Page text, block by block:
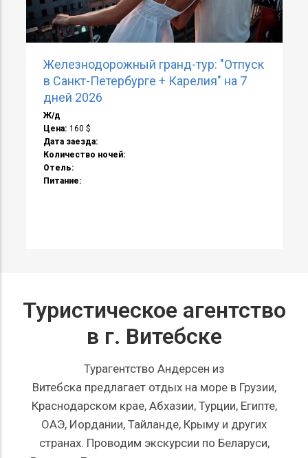
Питание:
Туристическое агентство
в г. Витебске
Турагентство Андерсен из
Витебска предлагает отдых на море в Грузии,
Краснодарском крае, Абхазии, Турции, Египте,
ОАЭ, Иордании, Тайланде, Крыму и других
странах. Проводим экскурсии по Беларуси,